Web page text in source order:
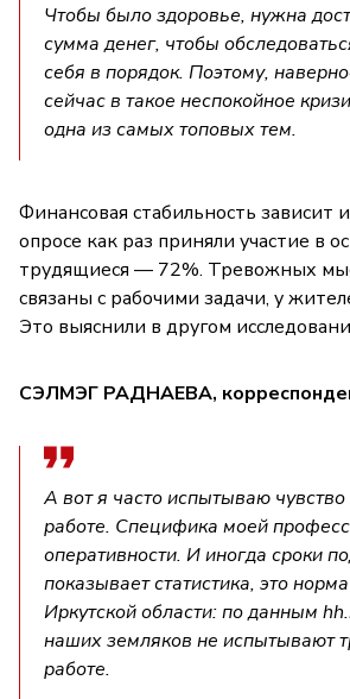
Чтобы было здоровье, нужна
сумма денег, чтобы
себя в порядок. Поэтому,
сейчас в такое неспокойное
одна из самых топовых тем.
Финансовая стабильность зависит
опросе как раз приняли участие в
трудящиеся — 72%. Тревожных
связаны с рабочими задачи, у
Это выяснили в другом
СЭЛМЭГ РАДНАЕВА,
А вот я часто испытываю чувство
работе. Специфика моей
оперативности. И иногда сроки
показывает статистика, это
Иркутской области: по данным
наших земляков не испытывают
работе.